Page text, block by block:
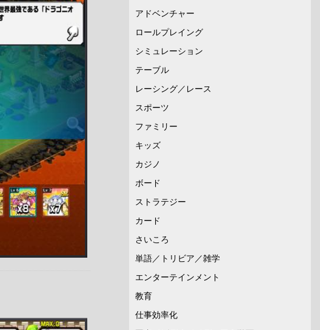
アドベンチャー
ロールプレイング
シミュレーション
テーブル
レーシング／レース
スポーツ
ファミリー
キッズ
カジノ
ボード
ストラテジー
カード
さいころ
単語／トリビア／雑学
エンターテインメント
教育
仕事効率化